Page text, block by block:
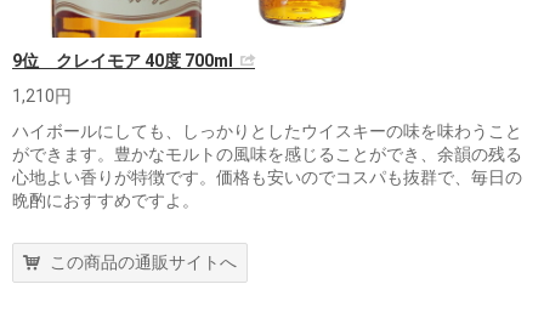
9位 クレイモア 40度 700ml
1,210円
ハイボールにしても、しっかりとしたウイスキーの味を味わうこと
ができます。豊かなモルトの風味を感じることができ、余韻の残る
心地よい香りが特徴です。価格も安いのでコスパも抜群で、毎日の
晩酌におすすめですよ。
この商品の通販サイトへ